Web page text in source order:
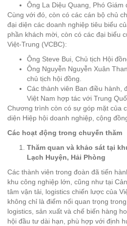
Ông La Diệu Quang, Phó Giám
Cùng với đó, còn có các cán bộ chủ
đại diện các doanh nghiệp tiêu biểu
phần khách mời, còn có các đại biểu
Việt-Trung (VCBC):
Ông Steve Bui, Chủ tịch Hội
Ông Nguyễn Nguyễn Xuân
chủ tịch hội đồng.
Các thành viên Ban điều hành,
Việt Nam hợp tác với Trung
Chương trình còn có sự góp mặt của
diện Hiệp hội doanh nghiệp, cộng
Các hoạt động trong chuyến thăm
Thăm quan và khảo sát tại
Lạch Huyện, Hải Phòng
Các thành viên trong đoàn đã tiến
khu công nghiệp lớn, cũng như tại
tâm vận tải, logistics chiến lược của
không chỉ là điểm nối quan trọng
logistics, sản xuất và chế biến hàng
hội đầu tư dài hạn, phù hợp với định